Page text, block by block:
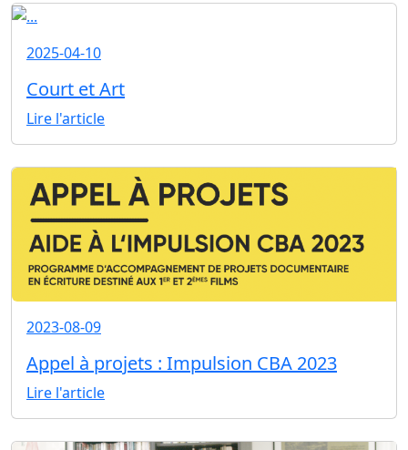
2025-04-10
Court et Art
Lire l'article
2023-08-09
Appel à projets : Impulsion CBA 2023
Lire l'article